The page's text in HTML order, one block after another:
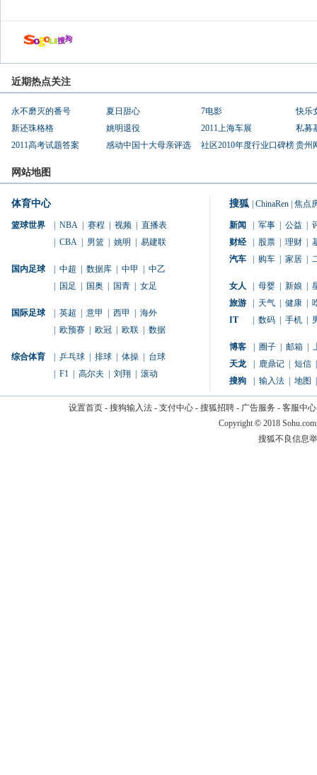
近期热点关注
永不磨灭的番号 夏日甜心 7电影
快乐
新还珠格格
姚明退役 2011上海车展
私募
2011高考试题答案
感动中国十大母亲评选 社区2010年度行业口碑榜贵州
网站地图
体育中心
篮球世界 NBA 赛程 视频
直播表
CBA 男篮 姚明 易建联
国内足球 中超 数据库 中甲
中乙
国足 国奥 国青 女足
国际足球 英超 意甲 西甲
海外
欧预赛 欧冠 欧联 数据
综合体育 乒乓球 排球 体操
台球
F1 高尔夫 刘翔 滚动
搜狐 ChinaRen 焦点
新闻 军事 公益
财经
股票 理财
汽车
购车 家居
女人 母婴 新娘
旅游
天气 健康
IT
数码 手机
博客 圈子 邮箱
天龙
鹿鼎记 短信
搜狗
输入法 地图
设置首页- 搜狗输入法- 支付中心- 搜狐招聘- 广告服务 - 客服中心
Copyright © 2018
搜狐不良信息